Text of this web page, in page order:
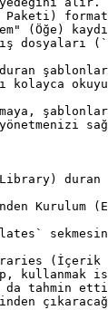
Paketi)
(Öğe)
Kurulum
da tahmin